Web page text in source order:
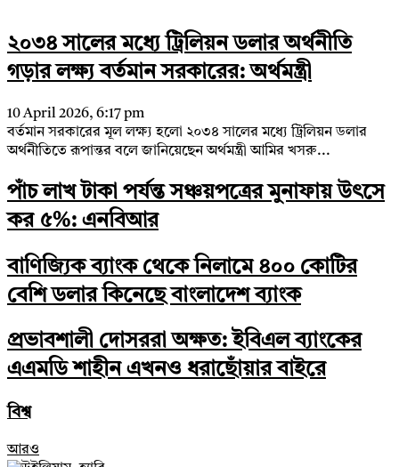
২০৩৪ সালের মধ্যে ট্রিলিয়ন ডলার অর্থনীতি
গড়ার লক্ষ্য বর্তমান সরকারের: অর্থমন্ত্রী
10 April 2026, 6:17 pm
বর্তমান সরকারের মূল লক্ষ্য হলো ২০৩৪ সালের মধ্যে ট্রিলিয়ন ডলার
অর্থনীতিতে রূপান্তর বলে জানিয়েছেন অর্থমন্ত্রী আমির খসরু...
পাঁচ লাখ টাকা পর্যন্ত সঞ্চয়পত্রের মুনাফায় উৎসে
কর ৫%: এনবিআর
বাণিজ্যিক ব্যাংক থেকে নিলামে ৪০০ কোটির
বেশি ডলার কিনেছে বাংলাদেশ ব্যাংক
প্রভাবশালী দোসররা অক্ষত: ইবিএল ব্যাংকের
এএমডি শাহীন এখনও ধরাছোঁয়ার বাইরে
বিশ্ব
আরও